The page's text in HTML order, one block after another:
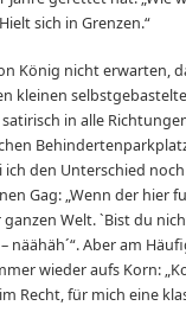
sich in Grenzen.“
König nicht erwarten,
kleinen
in alle
den Unterschied
Gag: „Wenn der hier
Welt. `Bist du
näähäh´“. Aber am
wieder aufs Korn:
Recht, für mich eine